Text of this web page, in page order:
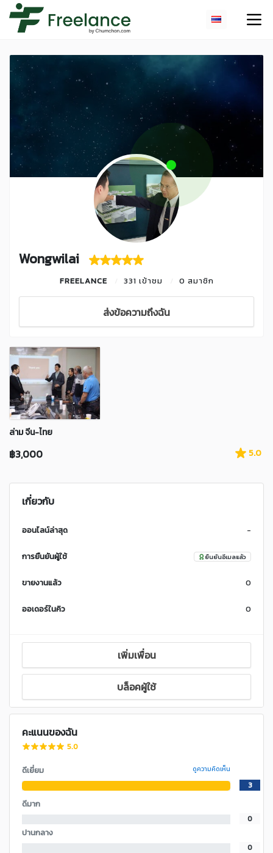
Wongwilai
FREELANCE 331 เข้าชม 0 สมาชิก
ส่งข้อความถึงฉัน
ล่าม จีน-ไทย
฿3,000 5.0
เกี่ยวกับ
ออนไลน์ล่าสุด -
การยืนยันผู้ใช้ ยืนยันอีเมลแล้ว
ขายงานแล้ว 0
ออเดอร์ในคิว 0
เพิ่มเพื่อน
บล็อคผู้ใช้
คะแนนของฉัน
5.0
ดีเยี่ยม ดูความคิดเห็น
3
ดีมาก
0
ปานกลาง
0